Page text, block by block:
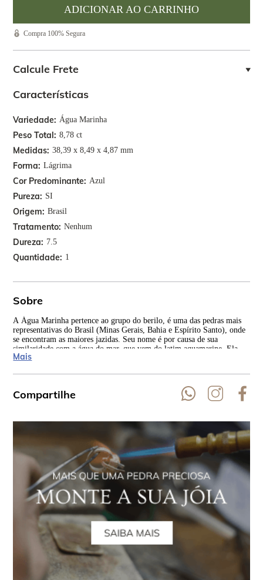
Características
Variedade Água Marinha
Peso Total 8,78 ct
Medidas 38,39 x 8,49 x 4,87 mm
Forma Lágrima
Cor Predominante Azul
Pureza SI
Origem Brasil
Tratamento Nenhum
Dureza 7.5
Quantidade 1
Sobre
A Água Marinha pertence ao grupo do berilo, é uma das pedras mais
representativas do Brasil (Minas Gerais, Bahia e Espírito Santo), onde
se encontram as maiores jazidas. Seu nome é por causa de sua
similaridade com a água do mar, que vem do latim aquamarine. Ela
está presente em todos os continentes.
Mais
Compartilhe
Compra 100% Segura
Calcule Frete